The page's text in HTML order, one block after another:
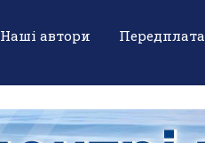
Наші автори Передплата